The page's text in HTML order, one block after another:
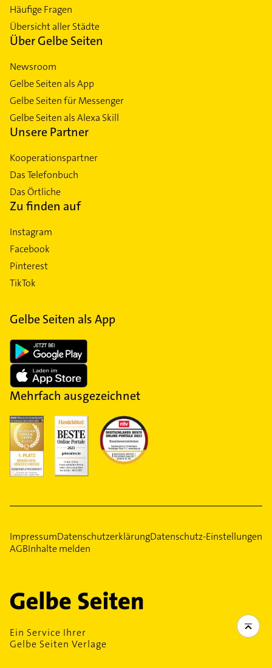
Häufige Fragen
Übersicht aller Städte
Über Gelbe Seiten
Newsroom
Gelbe Seiten als App
Gelbe Seiten für Messenger
Gelbe Seiten als Alexa Skill
Unsere Partner
Kooperationspartner
Das Telefonbuch
Das Örtliche
Zu finden auf
Instagram
Facebook
Pinterest
TikTok
Gelbe Seiten als App
Mehrfach ausgezeichnet
ImpressumDatenschutzerklärungDatenschutz-Einstellungen
AGBInhalte melden
Ein Service Ihrer
Gelbe Seiten Verlage